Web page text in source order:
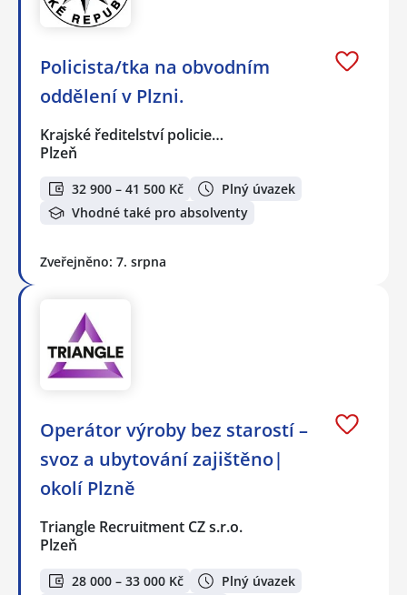
Policista/tka na obvodním
oddělení v Plzni.
Krajské ředitelství policie…
Plzeň
32 900 – 41 500 Kč
Plný úvazek
Vhodné také pro absolventy
Zveřejněno: 7. srpna
Operátor výroby bez starostí –
svoz a ubytování zajištěno|
okolí Plzně
Triangle Recruitment CZ s.r.o.
Plzeň
28 000 – 33 000 Kč
Plný úvazek